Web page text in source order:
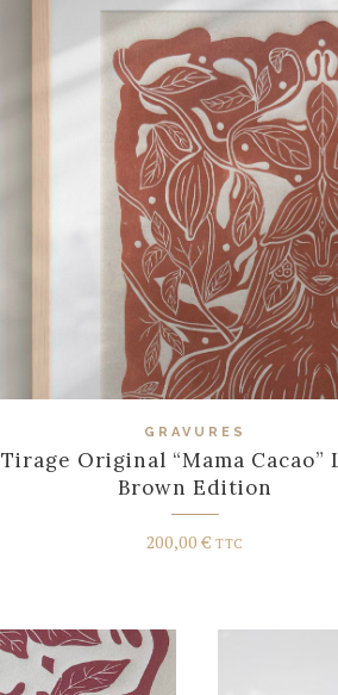
GRAVURES
Tirage Original “Mama Cacao”
Brown Edition
200,00€ TTC